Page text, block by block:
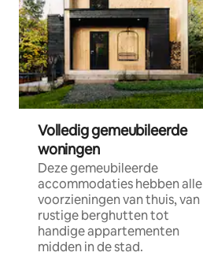
Volledig gemeubileerde
woningen
Deze gemeubileerde
accommodaties hebben alle
voorzieningen van thuis, van
rustige berghutten tot
handige appartementen
midden in de stad.